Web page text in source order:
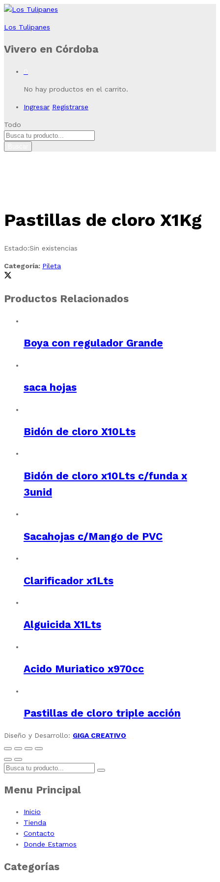
Los Tulipanes
Vivero en Córdoba
No hay productos en el carrito.
Ingresar Registrarse
Todo
Pastillas de cloro X1Kg
Estado:Sin existencias
Categoría: Pileta
Productos Relacionados
Boya con regulador Grande
saca hojas
Bidón de cloro X10Lts
Bidón de cloro x10Lts c/funda x
3unid
Sacahojas c/Mango de PVC
Clarificador x1Lts
Alguicida X1Lts
Acido Muriatico x970cc
Pastillas de cloro triple acción
Diseño y Desarrollo: GIGA CREATIVO
Menu Principal
Inicio
Tienda
Contacto
Donde Estamos
Categorías